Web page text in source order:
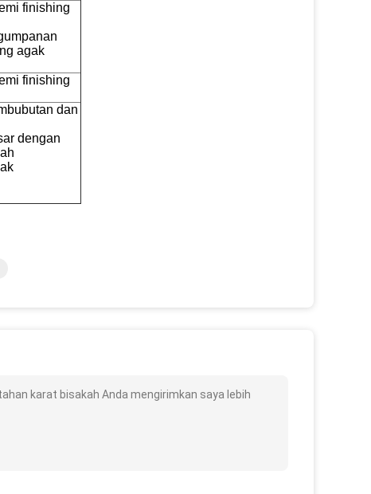
finishing
agak
finishing
dan
dengan
karat bisakah Anda mengirimkan saya lebih